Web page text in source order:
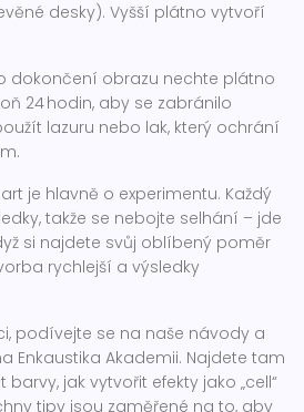
desky). Vyšší plátno vytvoří
dokončení obrazu nechte plátno
24 hodin, aby se zabránilo
lazuru nebo lak, který ochrání
je hlavně o experimentu. Každý
takže se nebojte selhání – jde
si najdete svůj oblíbený poměr
rychlejší a výsledky
podívejte se na naše návody a
Enkaustika Akademii. Najdete tam
jak vytvořit efekty jako „cell“
tipy jsou zaměřené na to, aby